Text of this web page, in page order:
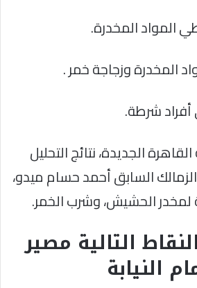
المواد المخدرة.
المخدرة وزجاجة خمر .
أفراد شرطة.
الجديدة، نتائج التحليل
السابق أحمد حسام ميدو،
لمخدر الحشيش، وشرب الخمر.
التالية مصير
النيابة